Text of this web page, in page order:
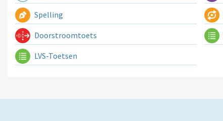
Spelling
Doorstroomtoets
LVS-Toetsen